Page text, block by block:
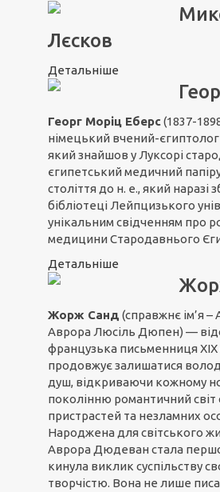
Лєсков
Детальніше
Георг Моріц Еберс(1837-
німецький вчений-єгиптолог
який знайшов у Луксорі
єгипетський медичний
століття до н. е., який наразі
бібліотеці Лейпцизького
унікальним свідченням про
медицини Стародавнього
Детальніше
Жорж Санд (справжнє ім’я –
Аврора Люсіль Дюпен) —
французька письменниця XIX
продовжує залишатися
душ, відкриваючи кожному
поколінню романтичний світ
пристрастей та незламних
Народжена для світського
Аврора Дюдеван стала
кинула виклик суспільству
творчістю. Вона не лише